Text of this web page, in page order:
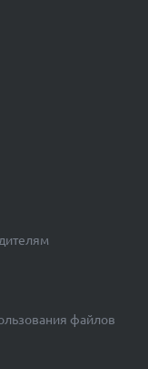
файлов